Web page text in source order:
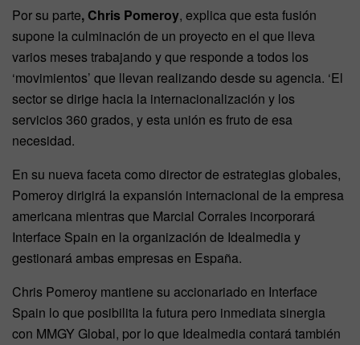
Por su parte, Chris Pomeroy, explica que esta fusión
supone la culminación de un proyecto en el que lleva
varios meses trabajando y que responde a todos los
‘movimientos’ que llevan realizando desde su agencia. ‘El
sector se dirige hacia la internacionalización y los
servicios 360 grados, y esta unión es fruto de esa
necesidad.
En su nueva faceta como director de estrategias globales,
Pomeroy dirigirá la expansión internacional de la empresa
americana mientras que Marcial Corrales incorporará
Interface Spain en la organización de Idealmedia y
gestionará ambas empresas en España.
Chris Pomeroy mantiene su accionariado en Interface
Spain lo que posibilita la futura pero inmediata sinergia
con MMGY Global, por lo que Idealmedia contará también